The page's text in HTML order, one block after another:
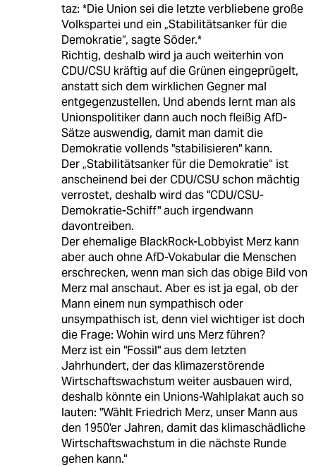
taz: *Die Union sei die letzte verbliebene große
Volkspartei und ein „Stabilitätsanker für die
Demokratie“, sagte Söder.*
Richtig, deshalb wird ja auch weiterhin von
CDU/CSU kräftig auf die Grünen eingeprügelt,
anstatt sich dem wirklichen Gegner mal
entgegenzustellen. Und abends lernt man als
Unionspolitiker dann auch noch fleißig AfD-
Sätze auswendig, damit man damit die
Demokratie vollends "stabilisieren" kann.
Der „Stabilitätsanker für die Demokratie“ ist
anscheinend bei der CDU/CSU schon mächtig
verrostet, deshalb wird das "CDU/CSU-
Demokratie-Schiff" auch irgendwann
davontreiben.
Der ehemalige BlackRock-Lobbyist Merz kann
aber auch ohne AfD-Vokabular die Menschen
erschrecken, wenn man sich das obige Bild von
Merz mal anschaut. Aber es ist ja egal, ob der
Mann einem nun sympathisch oder
unsympathisch ist, denn viel wichtiger ist doch
die Frage: Wohin wird uns Merz führen?
Merz ist ein "Fossil" aus dem letzten
Jahrhundert, der das klimazerstörende
Wirtschaftswachstum weiter ausbauen wird,
deshalb könnte ein Unions-Wahlplakat auch so
lauten: "Wählt Friedrich Merz, unser Mann aus
den 1950'er Jahren, damit das klimaschädliche
Wirtschaftswachstum in die nächste Runde
gehen kann."